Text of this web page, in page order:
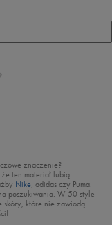
znaczenie?
ten materiał lubią
Nike, adidas czy Puma.
poszukiwania. W 50 style
skóry, które nie zawiodą